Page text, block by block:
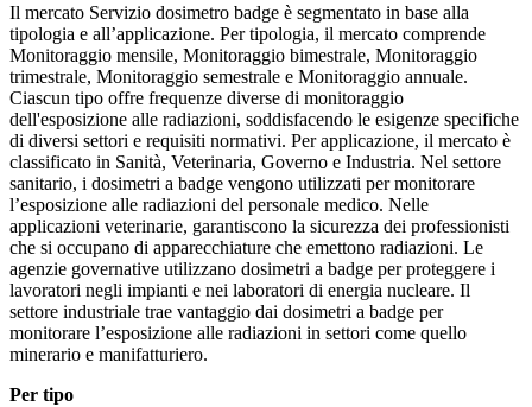
Il mercato Servizio dosimetro badge è segmentato in base alla
tipologia e all’applicazione. Per tipologia, il mercato comprende
Monitoraggio mensile, Monitoraggio bimestrale, Monitoraggio
trimestrale, Monitoraggio semestrale e Monitoraggio annuale.
Ciascun tipo offre frequenze diverse di monitoraggio
dell'esposizione alle radiazioni, soddisfacendo le esigenze specifiche
di diversi settori e requisiti normativi. Per applicazione, il mercato è
classificato in Sanità, Veterinaria, Governo e Industria. Nel settore
sanitario, i dosimetri a badge vengono utilizzati per monitorare
l’esposizione alle radiazioni del personale medico. Nelle
applicazioni veterinarie, garantiscono la sicurezza dei professionisti
che si occupano di apparecchiature che emettono radiazioni. Le
agenzie governative utilizzano dosimetri a badge per proteggere i
lavoratori negli impianti e nei laboratori di energia nucleare. Il
settore industriale trae vantaggio dai dosimetri a badge per
monitorare l’esposizione alle radiazioni in settori come quello
minerario e manifatturiero.
Per tipo